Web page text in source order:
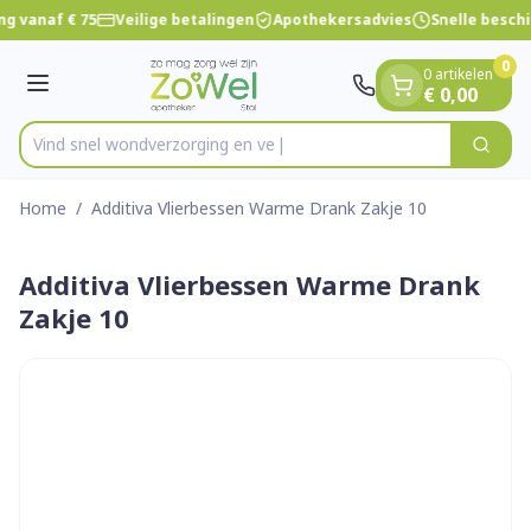
Ga naar de inhoud
1 van 1
vanaf € 75 Veilige betalingen Apothekersadvies Snelle
Menu
Product, merk, categorie...
Vind snel wondverzorg Zoek
0 artikelen
€ 0,00
0
Home / Additiva Vlierbessen Warme Drank Zakje 10
Additiva Vlierbessen Warme Drank
Zakje 10